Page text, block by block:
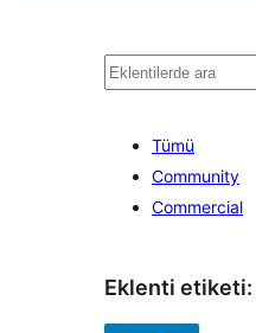
Ara
Tümü
Community
Commercial
Eklenti etiketi: